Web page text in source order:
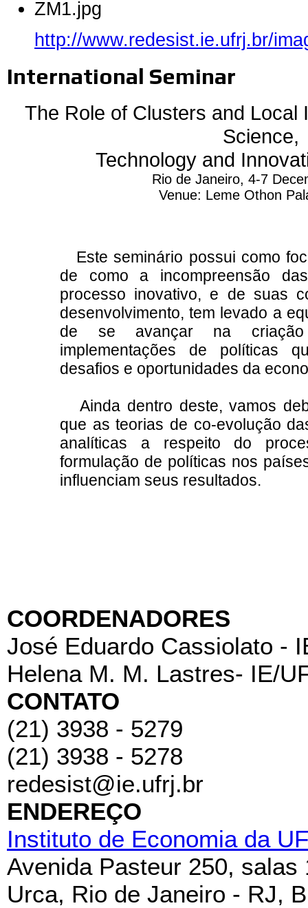
ZM1.jpg
http://www.redesist.ie.ufrj.br/
International Seminar
The Role of Clusters and
Science,
Technology and
Rio de Janeiro, 4-7
Venue: Leme Othon
Este seminário possui como
de como a incompreensão
processo inovativo, e de suas
desenvolvimento, tem levado a
de se avançar na
implementações de políticas
desafios e oportunidades da
Ainda dentro deste, vamos
que as teorias de co-evolução
analíticas a respeito do
formulação de políticas nos
influenciam seus resultados.
COORDENADORES
José Eduardo Cassiolato -
Helena M. M. Lastres- IE/
CONTATO
(21) 3938 - 5279
(21) 3938 - 5278
redesist@ie.ufrj.br
ENDEREÇO
Instituto de Economia da
Avenida Pasteur 250, salas
Urca, Rio de Janeiro - RJ,